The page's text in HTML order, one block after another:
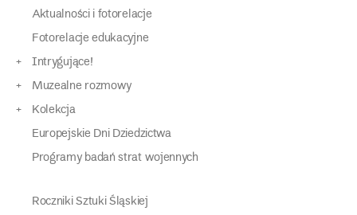
Aktualności i fotorelacje
Fotorelacje edukacyjne
Intrygujące!
Muzealne rozmowy
Kolekcja
Europejskie Dni Dziedzictwa
Programy badań strat wojennych
Roczniki Sztuki Śląskiej